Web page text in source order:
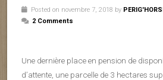
Posted on novembre 7, 2018 by
2 Comments
Une dernière place en pension de
d’attente, une parcelle de 3 hectares